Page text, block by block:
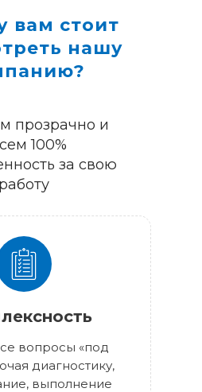
вам стоит
нашу
прозрачно и
100%
за свою
работу
вопросы «под
диагностику,
выполнение